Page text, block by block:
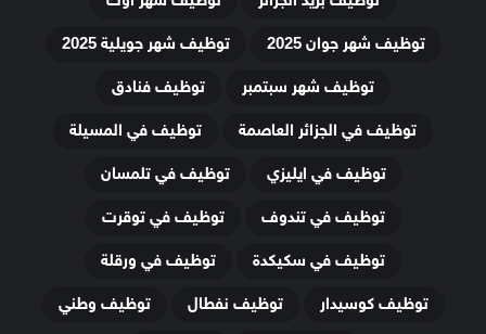
توظيف شهر جوان 2025
توظيف شهر جويلية 2025
توظيف شهر سبتمبر
توظيف فنادق
توظيف في الجزائر العاصمة
توظيف في المسيلة
توظيف في ايليزي
توظيف في تلمسان
توظيف في تندوف
توظيف في توقرت
توظيف في سكيكدة
توظيف في ورقلة
توظيف كوسيدار
توظيف نفطال
توظيف وطني